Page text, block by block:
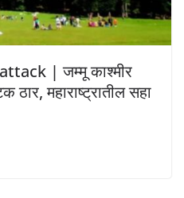
| जम्मू काश्मीर
ठार, महाराष्ट्रातील सहा